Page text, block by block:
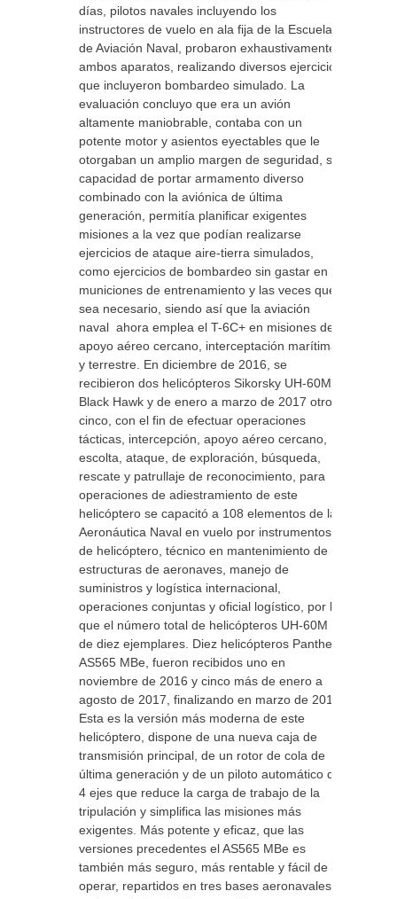
días, pilotos navales incluyendo los
instructores de vuelo en ala fija de la Escuela
de Aviación Naval, probaron exhaustivamente
ambos aparatos, realizando diversos ejercicios
que incluyeron bombardeo simulado. La
evaluación concluyo que era un avión
altamente maniobrable, contaba con un
potente motor y asientos eyectables que le
otorgaban un amplio margen de seguridad, su
capacidad de portar armamento diverso
combinado con la aviónica de última
generación, permitía planificar exigentes
misiones a la vez que podían realizarse
ejercicios de ataque aire-tierra simulados,
como ejercicios de bombardeo sin gastar en
municiones de entrenamiento y las veces que
sea necesario, siendo así que la aviación
naval ahora emplea el T-6C+ en misiones de
apoyo aéreo cercano, interceptación marítima
y terrestre. En diciembre de 2016, se
recibieron dos helicópteros Sikorsky UH-60M
Black Hawk y de enero a marzo de 2017 otros
cinco, con el fin de efectuar operaciones
tácticas, intercepción, apoyo aéreo cercano,
escolta, ataque, de exploración, búsqueda,
rescate y patrullaje de reconocimiento, para
operaciones de adiestramiento de este
helicóptero se capacitó a 108 elementos de la
Aeronáutica Naval en vuelo por instrumentos
de helicóptero, técnico en mantenimiento de
estructuras de aeronaves, manejo de
suministros y logística internacional,
operaciones conjuntas y oficial logístico, por lo
que el número total de helicópteros UH-60M es
de diez ejemplares. Diez helicópteros Panther
AS565 MBe, fueron recibidos uno en
noviembre de 2016 y cinco más de enero a
agosto de 2017, finalizando en marzo de 2018.
Esta es la versión más moderna de este
helicóptero, dispone de una nueva caja de
transmisión principal, de un rotor de cola de
última generación y de un piloto automático de
4 ejes que reduce la carga de trabajo de la
tripulación y simplifica las misiones más
exigentes. Más potente y eficaz, que las
versiones precedentes el AS565 MBe es
también más seguro, más rentable y fácil de
operar, repartidos en tres bases aeronavales